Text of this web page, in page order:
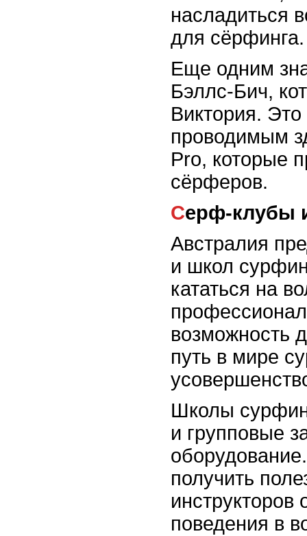
насладиться
для сёрфинга.
Еще одним
Бэллс-Бич,
Виктория. Это
проводимым
Pro, которые
сёрферов.
Серф-
Австралия
и школ
кататься на
возможность
путь в мире
Школы
и групповые
получить
инструкторов
поведения в